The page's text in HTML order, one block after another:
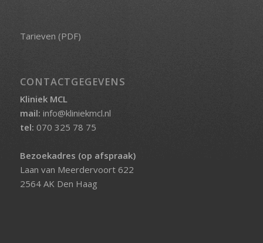
Tarieven (PDF)
CONTACTGEGEVENS
Kliniek MCL
mail: info@kliniekmcl.nl
tel: 070 325 78 75
Bezoekadres (op afspraak)
Laan van Meerdervoort 622
2564 AK Den Haag